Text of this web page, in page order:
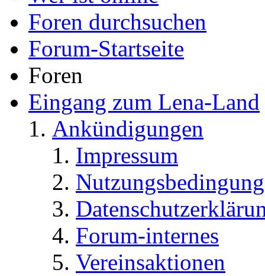
Foren durchsuchen
Forum-Startseite
Foren
Eingang zum Lena-Land
Ankündigungen
Impressum
Forum-internes
Vereinsaktionen